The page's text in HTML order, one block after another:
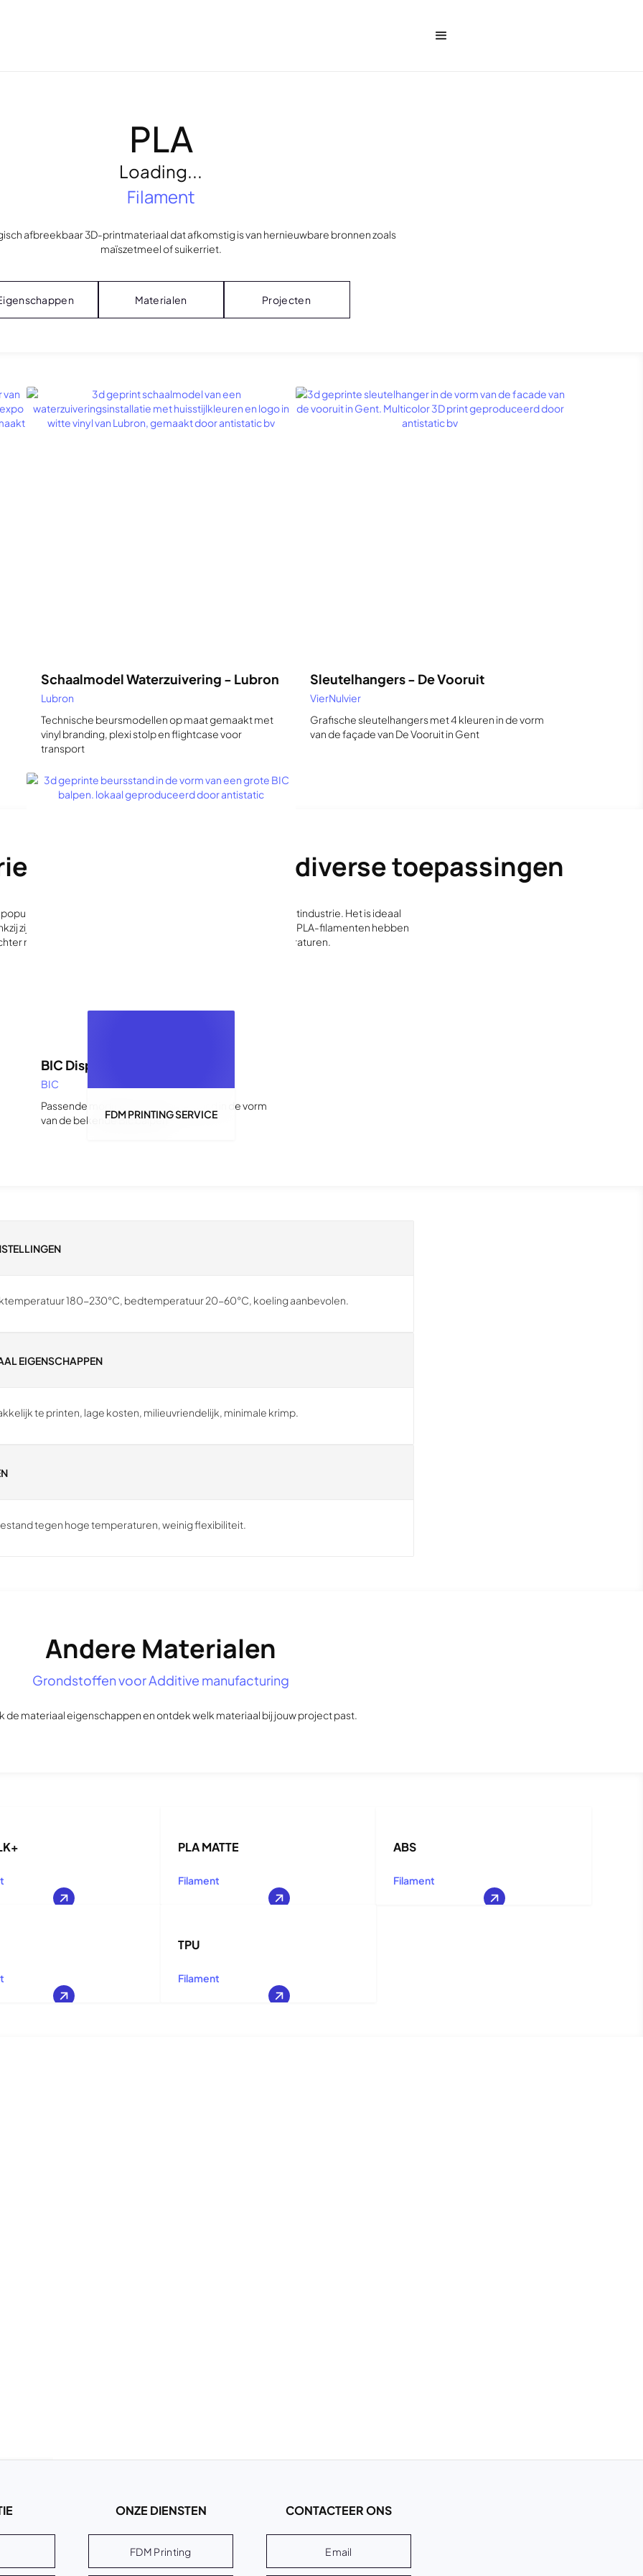
PLA
Loading...
Filament
afbreekbaar 3D-printmateriaal dat afkomstig is van hernieuwbare bronnen zoals
maïszetmeel of suikerriet.
Materialen Projecten
Schaalmodel Waterzuivering - Lubron
Lubron
Technische beursmodellen op maat gemaakt met
vinyl branding, plexi stolp en flightcase voor
transport
Sleutelhangers - De Vooruit
VierNulvier
Grafische sleutelhangers met 4 kleuren in de vorm
van de façade van De Vooruit in Gent
BIC Dispencer voor beursstand
BIC
Passende module voor reclame stand in de vorm
van de bekende Bic balpen
materiaal met diverse toepassingen
populairste en gemakkelijkst te printen filamenten in de 3D-printindustrie. Het is ideaal
zijn lage krimppercentage, weinig geur en lage printkosten. PLA-filamenten hebben
niet veel flexibiliteit en zijn niet bestand tegen hoge temperaturen.
FDM PRINTING SERVICE
180-230°C, bedtemperatuur 20-60°C, koeling aanbevolen.
EIGENSCHAPPEN
te printen, lage kosten, milieuvriendelijk, minimale krimp.
tegen hoge temperaturen, weinig flexibiliteit.
Andere Materialen
Grondstoffen voor Additive manufacturing
de materiaal eigenschappen en ontdek welk materiaal bij jouw project past.
PLA MATTE
Filament
ABS
Filament
TPU
Filament
ONZE DIENSTEN
FDM Printing
CONTACTEER ONS
Email